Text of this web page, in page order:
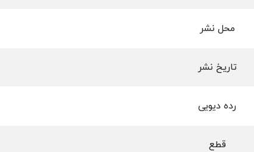
محل نشر
تاریخ نشر
رده دیویی
قطع